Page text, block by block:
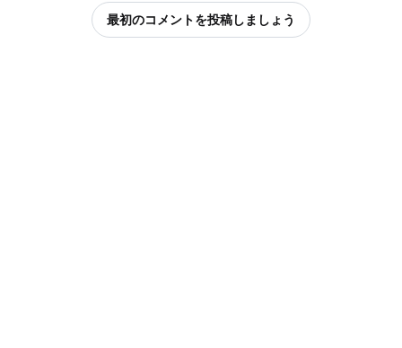
最初のコメントを投稿しましょう